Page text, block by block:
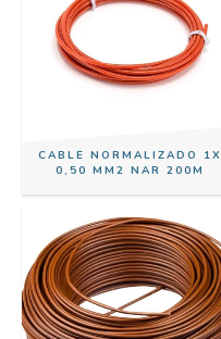
CABLE NORMALIZADO 1X
0,50 MM2 NAR 200M